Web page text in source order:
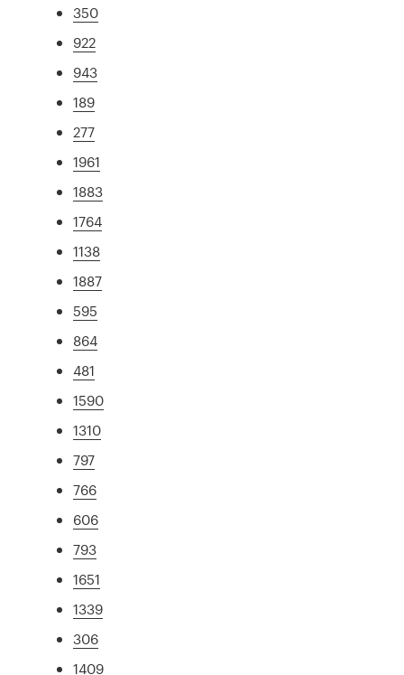
350
922
943
189
277
1961
1883
1764
1138
1887
595
864
481
1590
1310
797
766
606
793
1651
1339
306
1409